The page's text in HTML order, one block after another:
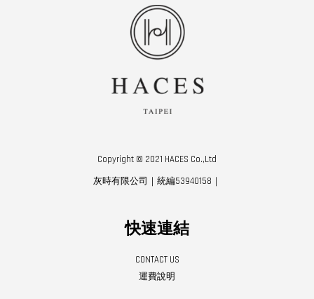
Copyright © 2021 HACES Co.,Ltd
灰時有限公司｜統編53940158｜
快速連結
CONTACT US
運費說明